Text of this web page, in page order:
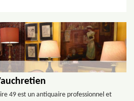
49 est un antiquaire professionnel et